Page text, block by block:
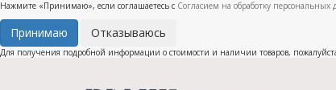
Нажмите «Принимаю», если соглашаетесь с Согласием на обработку персональных
Принимаю Отказываюсь
Для получения подробной информации о стоимости и наличии товаров,